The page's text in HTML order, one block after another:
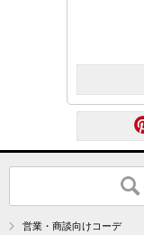
営業・商談向けコーデ